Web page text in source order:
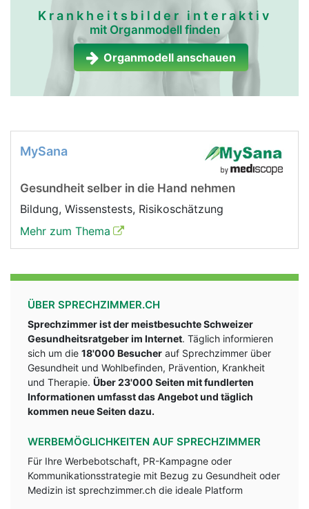
Krankheitsbilder interaktiv
mit Organmodell finden
Organmodell anschauen
MySana
Gesundheit selber in die Hand nehmen
Bildung, Wissenstests, Risikoschätzung
Mehr zum Thema
ÜBER SPRECHZIMMER.CH
Sprechzimmer ist der meistbesuchte Schweizer
Gesundheitsratgeber im Internet. Täglich informieren
sich um die 18'000 Besucher auf Sprechzimmer über
Gesundheit und Wohlbefinden, Prävention, Krankheit
und Therapie. Über 23'000 Seiten mit fundlerten
Informationen umfasst das Angebot und täglich
kommen neue Seiten dazu.
WERBEMÖGLICHKEITEN AUF SPRECHZIMMER
Für Ihre Werbebotschaft, PR-Kampagne oder
Kommunikationsstrategie mit Bezug zu Gesundheit oder
Medizin ist sprechzimmer.ch die ideale Platform